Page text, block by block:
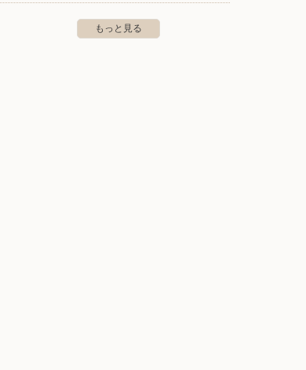
〒870-0174 大分市公園通り西2-2
もっと見る